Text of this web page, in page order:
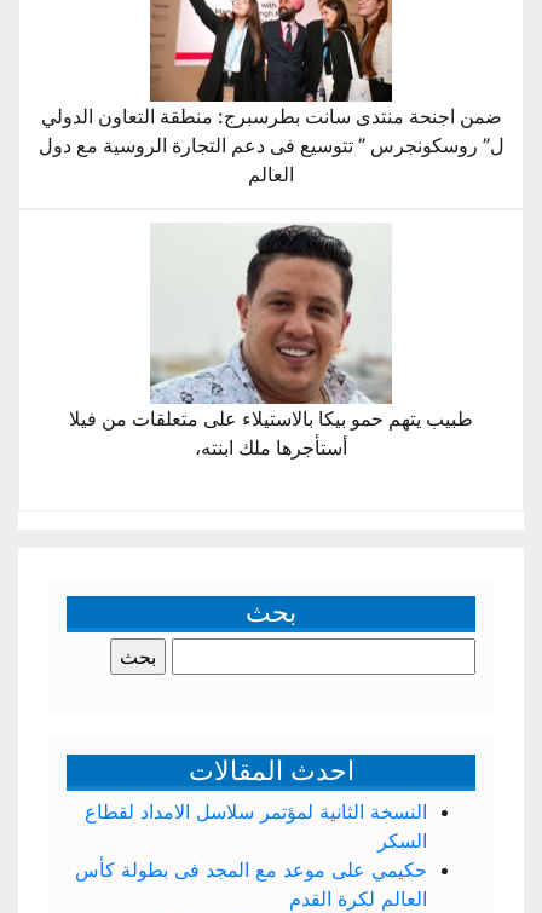
ضمن اجنحة منتدى سانت بطرسبرج: منطقة التعاون الدولي
ل” روسكونجرس ” تتوسيع فى دعم التجارة الروسية مع دول
العالم
طبيب يتهم حمو بيكا بالاستيلاء على متعلقات من فيلا
أستأجرها ملك ابنته،
بحث
عن:
احدث المقالات
النسخة الثانية لمؤتمر سلاسل الامداد لقطاع
السكر
حكيمي على موعد مع المجد فى بطولة كأس
العالم لكرة القدم